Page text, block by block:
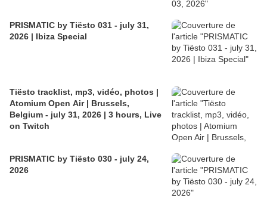
PRISMATIC by Tiësto 031 - july 31,
2026 | Ibiza Special
Tiësto tracklist, mp3, vidéo, photos |
Atomium Open Air | Brussels,
Belgium - july 31, 2026 | 3 hours, Live
on Twitch
PRISMATIC by Tiësto 030 - july 24,
2026